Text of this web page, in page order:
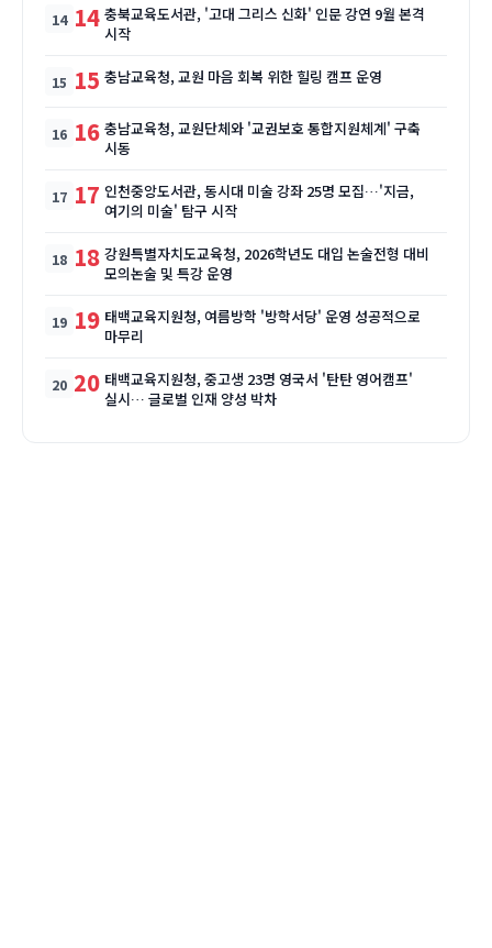
14 충북교육도서관, '고대 그리스 신화' 인문 강연 9월 본격
시작
15 충남교육청, 교원 마음 회복 위한 힐링 캠프 운영
16 충남교육청, 교원단체와 '교권보호 통합지원체계' 구축
시동
17 인천중앙도서관, 동시대 미술 강좌 25명 모집…'지금,
여기의 미술' 탐구 시작
18 강원특별자치도교육청, 2026학년도 대입 논술전형 대비
모의논술 및 특강 운영
19 태백교육지원청, 여름방학 '방학서당' 운영 성공적으로
마무리
20 태백교육지원청, 중고생 23명 영국서 '탄탄 영어캠프'
실시… 글로벌 인재 양성 박차